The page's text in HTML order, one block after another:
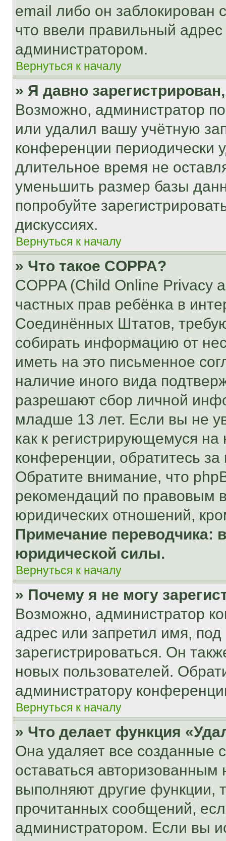
email либо он
что ввели правильный адрес
администратором.
Вернуться к началу
» Я давно
Возможно, администратор
или удалил вашу учётную
конференции периодически
длительное время не
уменьшить размер базы
попробуйте
дискуссиях.
Вернуться к началу
» Что такое COPPA?
COPPA (Child Online Privacy
частных прав ребёнка в
Соединённых Штатов,
собирать информацию от
иметь на это письменное
наличие иного вида
разрешают сбор личной
младше 13 лет. Если вы не
как к регистрирующемуся
конференции, обратитесь
Обратите внимание, что
рекомендаций по правовым
юридических отношений,
Примечание переводчика:
юридической силы.
Вернуться к началу
» Почему я не могу
Возможно, администратор
адрес или запретил имя,
зарегистрироваться. Он
новых пользователей.
администратору
Вернуться к началу
» Что делает функция
Она удаляет все созданные
оставаться
выполняют другие функции,
прочитанных сообщений,
администратором. Если вы